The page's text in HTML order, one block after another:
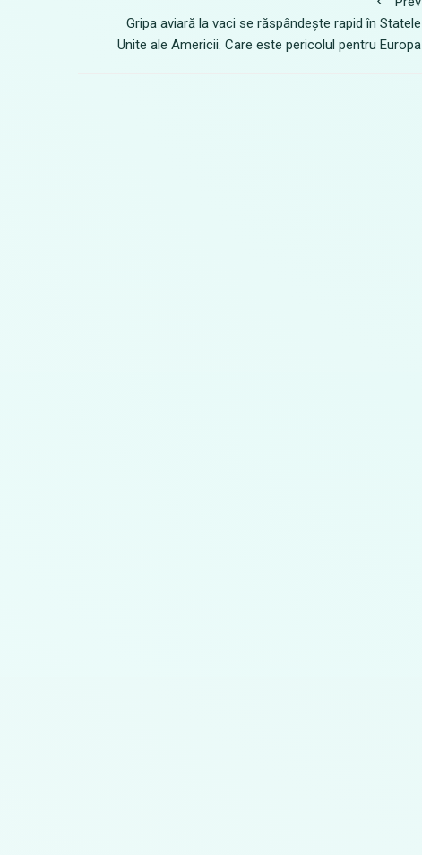
Gripa aviară la vaci se răspândește rapid în Statele
Unite ale Americii. Care este pericolul pentru Europa